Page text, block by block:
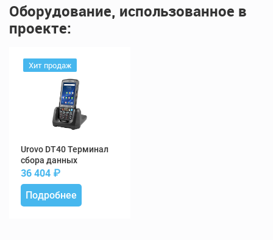
Оборудование, использованное в
проекте:
Хит продаж
DT40 Терминал
сбора данных
36 404 ₽
Подробнее